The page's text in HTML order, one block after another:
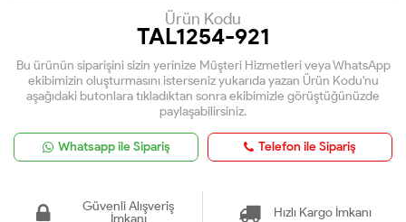
Ürün Kodu
TAL1254-921
Bu ürünün siparişini sizin yerinize Müşteri Hizmetleri veya WhatsApp
ekibimizin oluşturmasını isterseniz yukarıda yazan Ürün Kodu'nu
aşağıdaki butonlara tıkladıktan sonra ekibimizle görüştüğünüzde
paylaşabilirsiniz.
Whatsapp ile Sipariş Telefon ile Sipariş
Güvenli Alışveriş
Hızlı Kargo İmkanı